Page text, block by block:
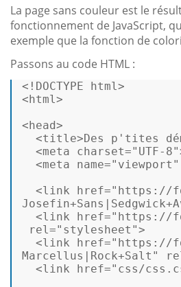
La page sans couleur est le
fonctionnement de JavaScript,
exemple que la fonction de
Passons au code HTML :
<!DOCTYPE html >
<html >
<head>
<title>Des p'tites
<meta charset="UTF-8"
<meta name="viewport"
<link href="https://
<link href="https://
rel ="stylesheet">
<link href="https://
Marcellus|Rock+Salt"
<link href="css/